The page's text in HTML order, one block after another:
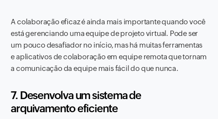
A colaboração eficaz é ainda mais importante quando você
está gerenciando uma equipe de projeto virtual. Pode ser
um pouco desafiador no início, mas há muitas ferramentas
e aplicativos de colaboração em equipe remota que tornam
a comunicação da equipe mais fácil do que nunca.
7. Desenvolva um sistema de
arquivamento eficiente